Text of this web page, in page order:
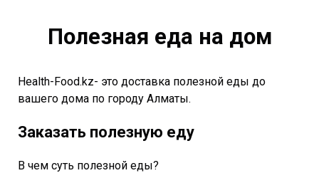
Полезная еда на дом
Health-Food.kz- это доставка полезной еды до
вашего дома по городу Алматы.
Заказать полезную еду
В чем суть полезной еды?